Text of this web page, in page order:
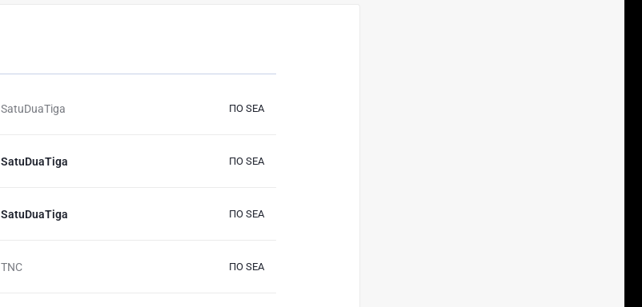
SatuDuaTiga ПО SEA
SatuDuaTiga ПО SEA
SatuDuaTiga ПО SEA
TNC ПО SEA